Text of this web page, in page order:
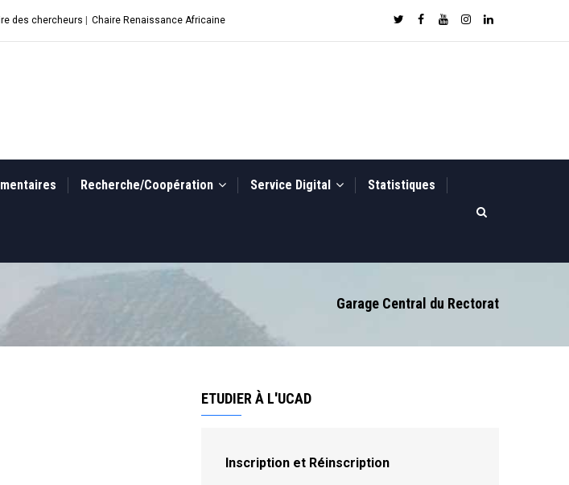
des chercheurs Chaire Renaissance Africaine
Recherche/Coopération Service Digital Statistiques
Garage Central du Rectorat
ETUDIER À L'UCAD
Inscription et Réinscription